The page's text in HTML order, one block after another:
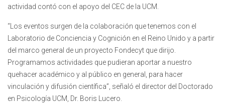
actividad contó con el apoyo del CEC de la UCM.
“Los eventos surgen de la colaboración que tenemos con el
Laboratorio de Conciencia y Cognición en el Reino Unido y a partir
del marco general de un proyecto Fondecyt que dirijo.
Programamos actividades que pudieran aportar a nuestro
quehacer académico y al público en general, para hacer
vinculación y difusión científica”, señaló el director del Doctorado
en Psicología UCM, Dr. Boris Lucero.